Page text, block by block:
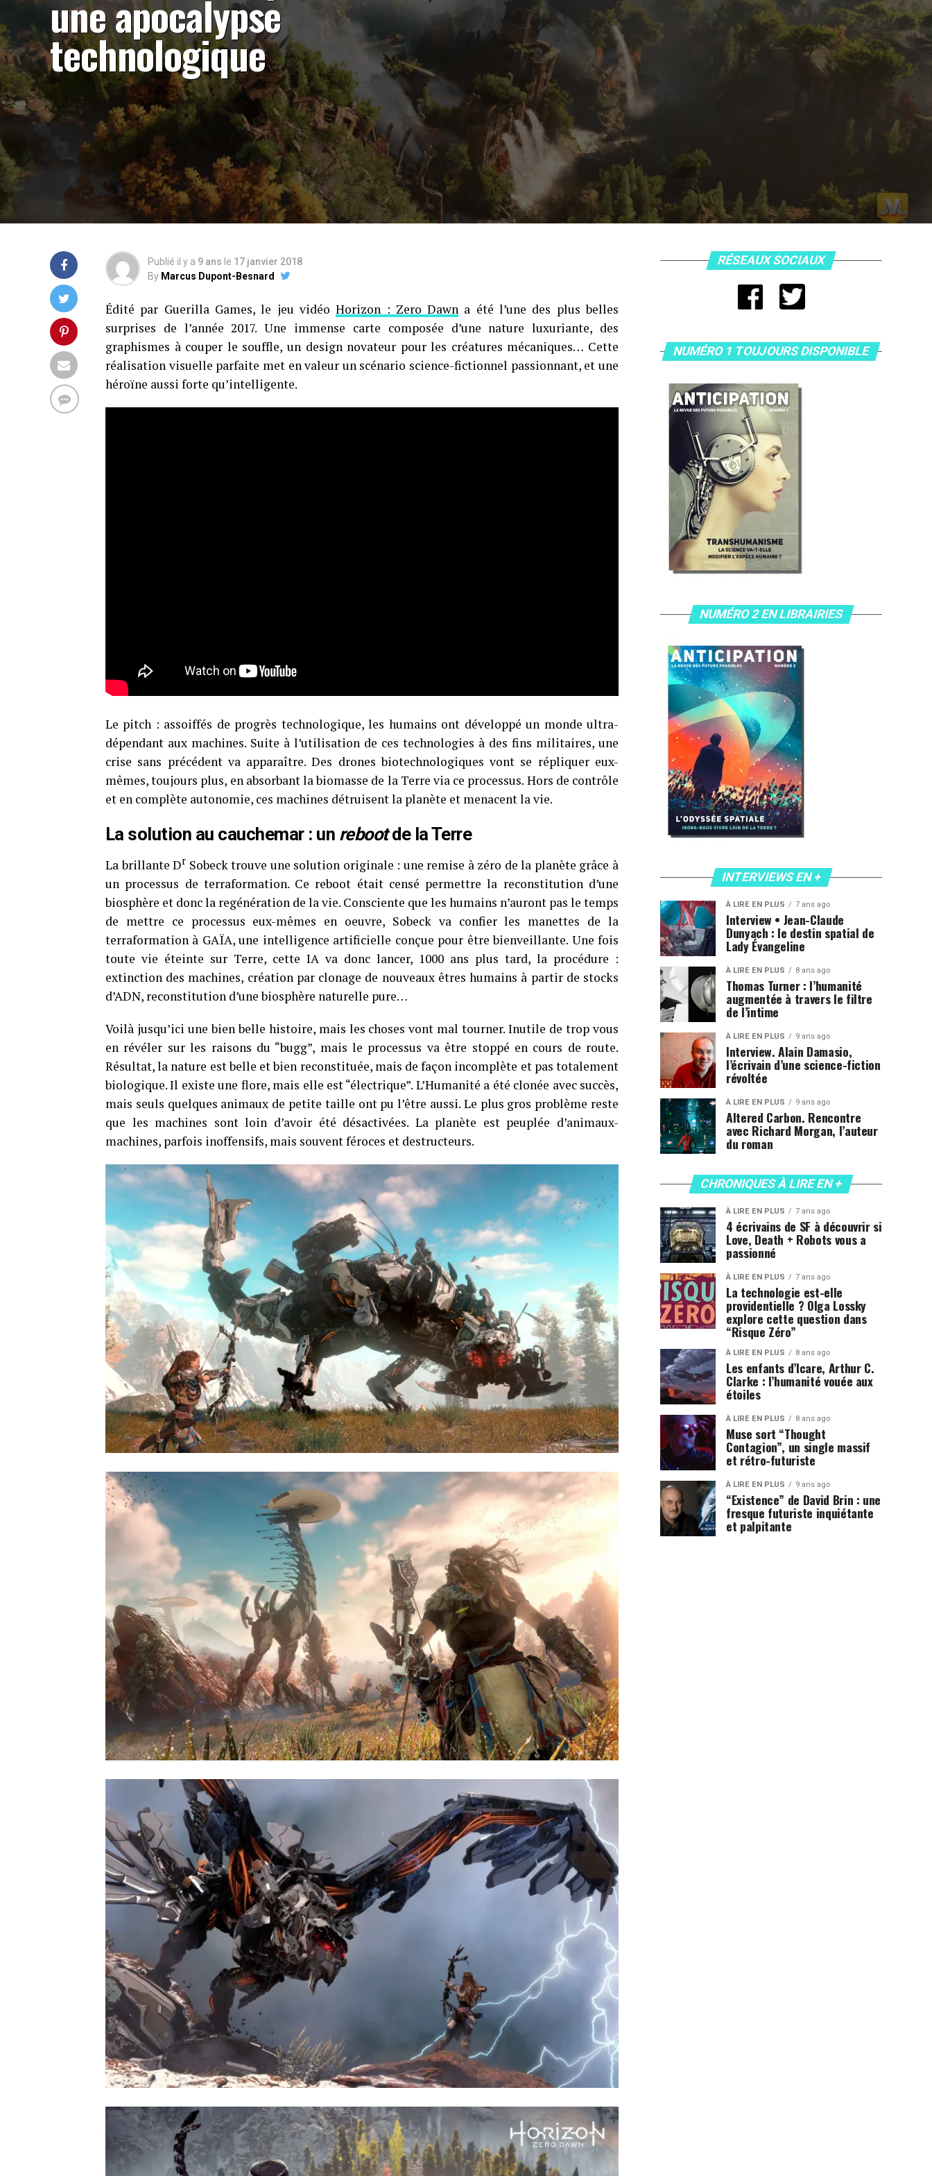
une apocalypse
technologique
Publié il y a 9 ans le 17 janvier 2018
By Marcus Dupont-Besnard
Édité par Guerilla Games, le jeu vidéoHorizon : Zero Dawn a été l’une des plus belles
surprises de l’année 2017. Une immense carte composée d’une nature luxuriante, des
graphismes à couper le souffle, un design novateur pour les créatures mécaniques… Cette
réalisation visuelle parfaite met en valeur un scénario science-fictionnel passionnant, et une
héroïne aussi forte qu’intelligente.
Le pitch : assoiffés de progrès technologique, les humains ont développé un monde ultra-
dépendant aux machines. Suite à l’utilisation de ces technologies à des fins militaires, une
crise sans précédent va apparaître. Des drones biotechnologiques vont se répliquer eux-
mêmes, toujours plus, en absorbant la biomasse de la Terre via ce processus. Hors de contrôle
et en complète autonomie, ces machines détruisent la planète et menacent la vie.
La solution au cauchemar : un rebootde la Terre
La brillante Dr Sobeck trouve une solution originale : une remise à zéro de la planète grâce à
un processus de terraformation. Ce reboot était censé permettre la reconstitution d’une
biosphère et donc la regénération de la vie. Consciente que les humains n’auront pas le temps
de mettre ce processus eux-mêmes en oeuvre, Sobeck va confier les manettes de la
terraformation à GAÏA, une intelligence artificielle conçue pour être bienveillante. Une fois
toute vie éteinte sur Terre, cette IA va donc lancer, 1000 ans plus tard, la procédure :
extinction des machines, création par clonage de nouveaux êtres humains à partir de stocks
d’ADN, reconstitution d’une biosphère naturelle pure…
Voilà jusqu’ici une bien belle histoire, mais les choses vont mal tourner. Inutile de trop vous
en révéler sur les raisons du “bugg”, mais le processus va être stoppé en cours de route.
Résultat, la nature est belle et bien reconstituée, mais de façon incomplète et pas totalement
biologique. Il existe une flore, mais elle est “électrique”. L’Humanité a été clonée avec succès,
mais seuls quelques animaux de petite taille ont pu l’être aussi. Le plus gros problème reste
que les machines sont loin d’avoir été désactivées. La planète est peuplée d’animaux-
machines, parfois inoffensifs, mais souvent féroces et destructeurs.
RÉSEAUX SOCIAUX
NUMÉRO 1 TOUJOURS DISPONIBLE
NUMÉRO 2 EN LIBRAIRIES
INTERVIEWS EN +
À LIRE EN PLUS 7 ans ago
Interview • Jean-Claude
Dunyach : le destin spatial de
Lady Évangeline
À LIRE EN PLUS 8 ans ago
Thomas Turner : l’humanité
augmentée à travers le filtre
de l’intime
À LIRE EN PLUS 9 ans ago
Interview. Alain Damasio,
l’écrivain d’une science-fiction
révoltée
À LIRE EN PLUS 9 ans ago
Altered Carbon. Rencontre
avec Richard Morgan, l’auteur
du roman
CHRONIQUES À LIRE EN +
À LIRE EN PLUS 7 ans ago
4 écrivains de SF à découvrir si
Love, Death + Robots vous a
passionné
À LIRE EN PLUS 7 ans ago
La technologie est-elle
providentielle ? Olga Lossky
explore cette question dans
“Risque Zéro”
À LIRE EN PLUS 8 ans ago
Les enfants d’Icare, Arthur C.
Clarke : l’humanité vouée aux
étoiles
À LIRE EN PLUS 8 ans ago
Muse sort “Thought
Contagion”, un single massif
et rétro-futuriste
À LIRE EN PLUS 9 ans ago
“Existence” de David Brin : une
fresque futuriste inquiétante
et palpitante